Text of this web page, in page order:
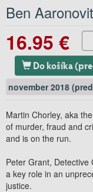
Ben
16.95 €
Do
november 2018
Martin Chorley, aka
of murder, fraud and
and is on the run.
Peter Grant,
a key role in an
justice.